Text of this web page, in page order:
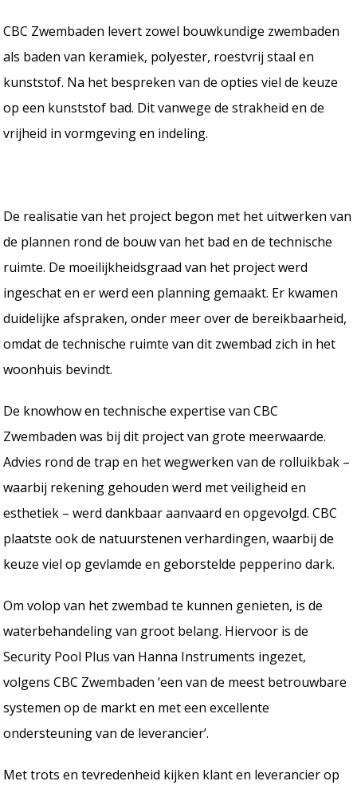
CBC Zwembaden levert zowel bouwkundige zwembaden
als baden van keramiek, polyester, roestvrij staal en
kunststof. Na het bespreken van de opties viel de keuze
op een kunststof bad. Dit vanwege de strakheid en de
vrijheid in vormgeving en indeling.
De realisatie van het project begon met het uitwerken van
de plannen rond de bouw van het bad en de technische
ruimte. De moeilijkheidsgraad van het project werd
ingeschat en er werd een planning gemaakt. Er kwamen
duidelijke afspraken, onder meer over de bereikbaarheid,
omdat de technische ruimte van dit zwembad zich in het
woonhuis bevindt.
De knowhow en technische expertise van CBC
Zwembaden was bij dit project van grote meerwaarde.
Advies rond de trap en het wegwerken van de rolluikbak –
waarbij rekening gehouden werd met veiligheid en
esthetiek – werd dankbaar aanvaard en opgevolgd. CBC
plaatste ook de natuurstenen verhardingen, waarbij de
keuze viel op gevlamde en geborstelde pepperino dark.
Om volop van het zwembad te kunnen genieten, is de
waterbehandeling van groot belang. Hiervoor is de
Security Pool Plus van Hanna Instruments ingezet,
volgens CBC Zwembaden ‘een van de meest betrouwbare
systemen op de markt en met een excellente
ondersteuning van de leverancier’.
Met trots en tevredenheid kijken klant en leverancier op